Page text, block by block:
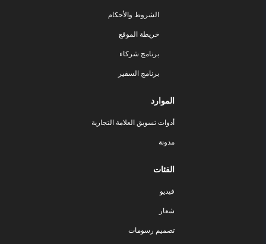
الشروط والأحكام
خريطة الموقع
برنامج شركاء
برنامج السفير
الموارد
أدوات تسويق العلامة التجارية
مدونة
الفئات
فيديو
شعار
تصميم رسومات